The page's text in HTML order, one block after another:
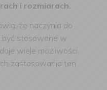
i rozmiarach.
że naczynia do
być stosowane w
wiele możliwości
zastosowania ten